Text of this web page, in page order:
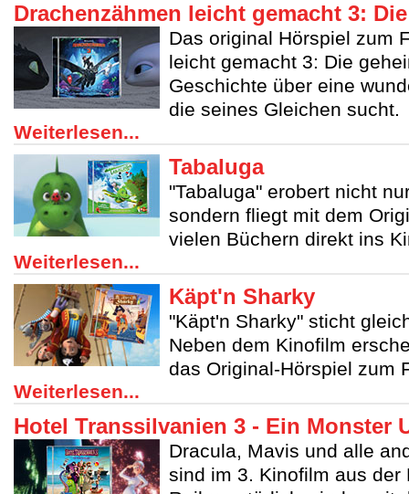
Drachenzähmen leicht gemacht 3:
Das original Hörspiel zum
leicht gemacht 3: Die
Geschichte über eine
die seines Gleichen sucht.
Weiterlesen...
Tabaluga
"Tabaluga" erobert nicht
sondern fliegt mit dem
vielen Büchern direkt ins
Weiterlesen...
Käpt'n Sharky
"Käpt'n Sharky" sticht
Neben dem Kinofilm
das Original-Hörspiel zum
Weiterlesen...
Hotel Transsilvanien 3 - Ein Monster
Dracula, Mavis und alle
sind im 3. Kinofilm aus der